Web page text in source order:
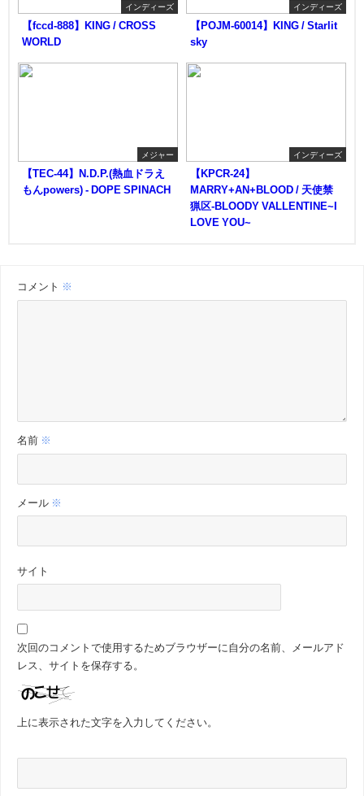
インディーズ
【fccd-888】KING / CROSS
WORLD
インディーズ
【POJM-60014】KING / Starlit
sky
メジャー
【TEC-44】N.D.P.(熱血ドラえ
もんpowers) - DOPE SPINACH
インディーズ
【KPCR-24】
MARRY+AN+BLOOD / 天使禁
猟区-BLOODY VALLENTINE~I
LOVE YOU~
コメント ※
名前 ※
メール ※
サイト
次回のコメントで使用するためブラウザーに自分の名前、メールアド
レス、サイトを保存する。
上に表示された文字を入力してください。